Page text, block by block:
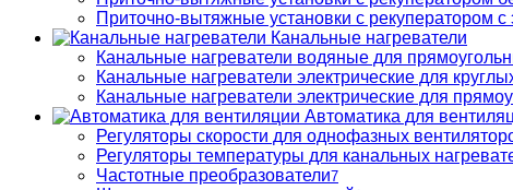
Приточно-вытяжные установки с рекуператором с
Канальные нагреватели
Канальные нагреватели водяные для
Канальные нагреватели электрические для
Канальные нагреватели электрические для
Автоматика для
Регуляторы скорости для однофазных
Регуляторы температуры для канальных
Частотные преобразователи7